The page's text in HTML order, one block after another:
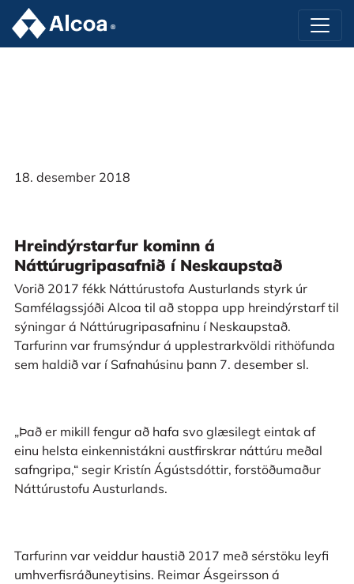
18. desember 2018
Hreindýrstarfur kominn á
Náttúrugripasafnið í Neskaupstað
Vorið 2017 fékk Náttúrustofa Austurlands styrk úr
Samfélagssjóði Alcoa til að stoppa upp hreindýrstarf til
sýningar á Náttúrugripasafninu í Neskaupstað.
Tarfurinn var frumsýndur á upplestrarkvöldi rithöfunda
sem haldið var í Safnahúsinu þann 7. desember sl.
„Það er mikill fengur að hafa svo glæsilegt eintak af
einu helsta einkennistákni austfirskrar náttúru meðal
safngripa,“ segir Kristín Ágústsdóttir, forstöðumaður
Náttúrustofu Austurlands.
Tarfurinn var veiddur haustið 2017 með sérstöku leyfi
umhverfisráðuneytisins. Reimar Ásgeirsson á